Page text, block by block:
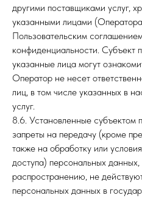
другими поставщиками услуг,
указанными лицами
Пользовательским
конфиденциальности. Субъект
указанные лица могут
Оператор не несет
лиц, в том числе указанных в
услуг.
8.6. Установленные субъектом
запреты на передачу (кроме
также на обработку или
доступа) персональных
распространению, не
персональных данных в